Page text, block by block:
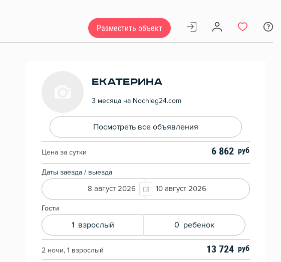
Разместить объект
Екатерина
3 месяца на Nochleg24.com
Посмотреть все объявления
Цена за сутки 6 862
Даты заезда / выезда
8 август 2026 10 август 2026
Гости
1 взрослый 0 ребенок
2 ночи, 1 взрослый 13 724